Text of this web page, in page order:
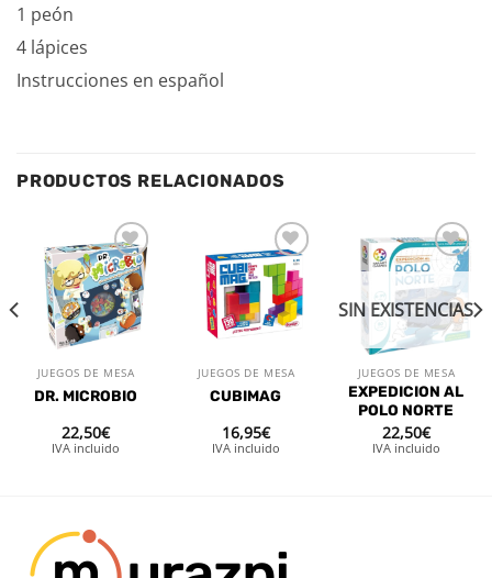
1 peón
4 lápices
Instrucciones en español
PRODUCTOS RELACIONADOS
Añadir
a la
lista de
deseos
JUEGOS DE MESA
DR. MICROBIO
22,50€
IVA incluido
Añadir
a la
lista de
deseos
JUEGOS DE MESA
CUBIMAG
16,95€
IVA incluido
Añadir
a la
lista de
deseos
SIN EXISTENCIAS
JUEGOS DE MESA
EXPEDICION AL
POLO NORTE
22,50€
IVA incluido